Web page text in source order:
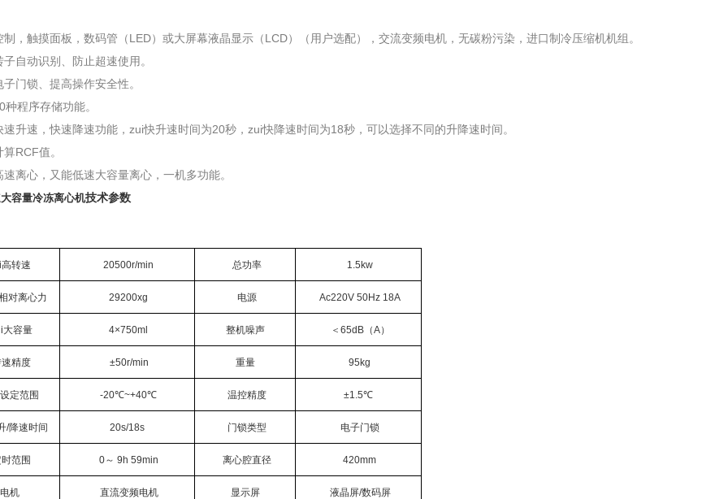
，触摸面板，数码管（LED）或大屏幕液晶显示（LCD）（用户选配），交流变频电机，无碳粉污染，进口制冷压缩机机组。
自动识别、防止超速使用。
门锁、提高操作安全性。
程序存储功能。
升速，快速降速功能，zui快升速时间为20秒，zui快降速时间为18秒，可以选择不同的升降速时间。
RCF值。
离心，又能低速大容量离心，一机多功能。
容量冷冻离心机技术参数
转速 20500r/min 总功率 1.5kw
对离心力 29200xg 电源 Ac220V 50Hz 18A
大容量 4×750ml 整机噪声 ＜65dB（A）
精度 ±50r/min 重量 95kg
定范围 -20℃~+40℃ 温控精度 ±1.5℃
/降速时间 20s/18s 门锁类型 电子门锁
范围 0～ 9h 59min 离心腔直径 420mm
电机 直流变频电机 显示屏 液晶屏/数码屏